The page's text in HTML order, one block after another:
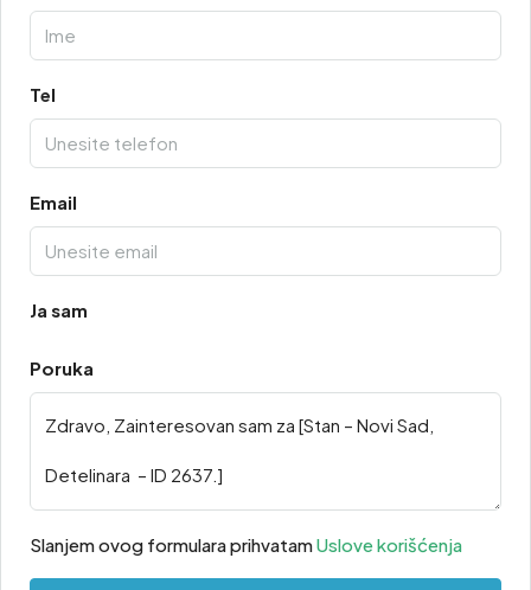
Tel
Email
Ja sam
Poruka
Slanjem ovog formulara prihvatamUslove korišćenja